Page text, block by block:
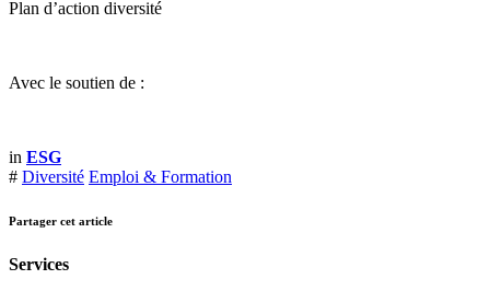
Plan d’action diversité
Avec le soutien de :
in ESG
# Diversité Emploi & Formation
Partager cet article
Services